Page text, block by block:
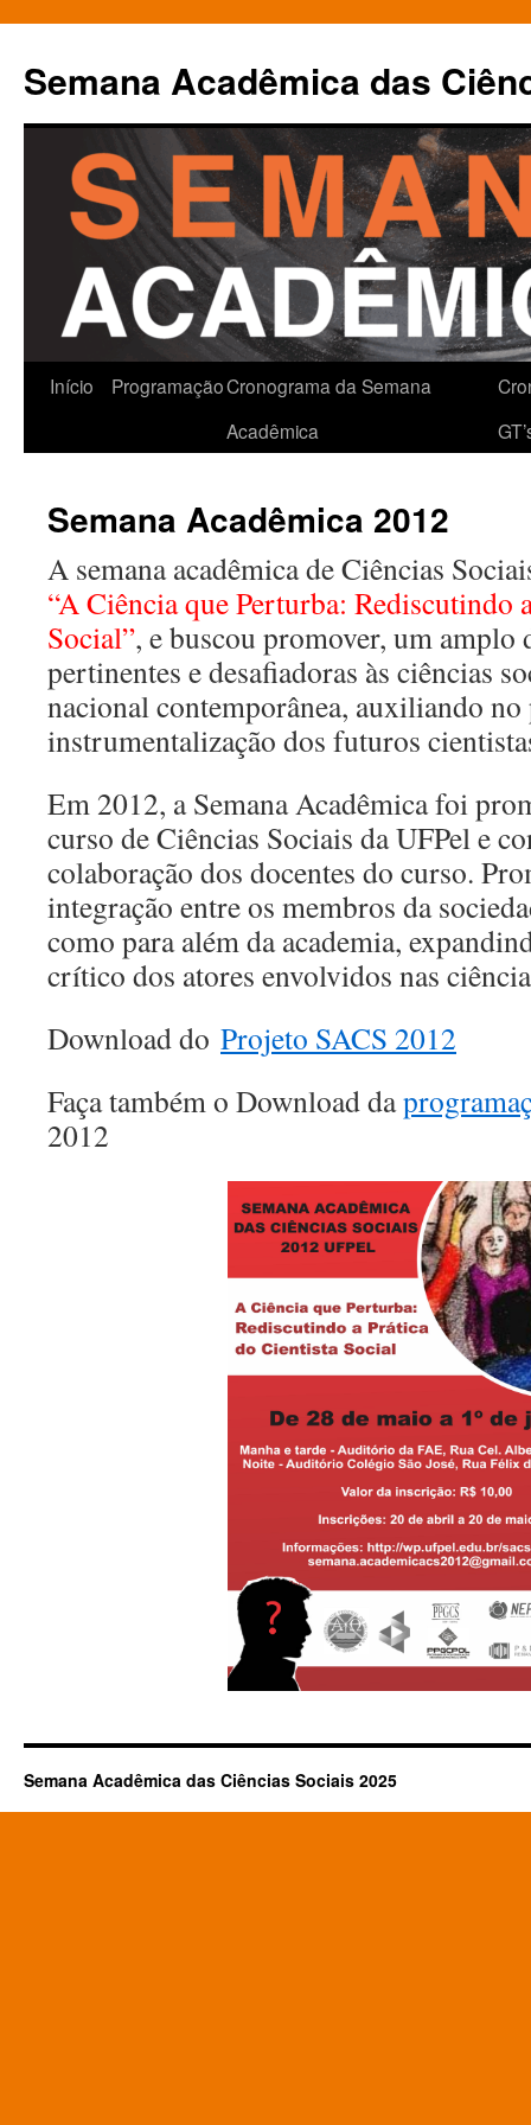
o
conteúdo
Semana Acadêmica das
Início ProgramaçãoCronograma da Semana
Acadêmica
Semana Acadêmica 2012
A semana acadêmica de Ciências
“A Ciência que Perturba: Rediscutindo
Social”, e buscou promover, um amplo
pertinentes e desafiadoras às ciências
nacional contemporânea, auxiliando no
instrumentalização dos futuros
Em 2012, a Semana Acadêmica foi
curso de Ciências Sociais da UFPel e
colaboração dos docentes do curso.
integração entre os membros da
como para além da academia,
crítico dos atores envolvidos nas
Download do Projeto SACS 2012
Faça também o Download da
2012
Semana Acadêmica das Ciências Sociais 2025